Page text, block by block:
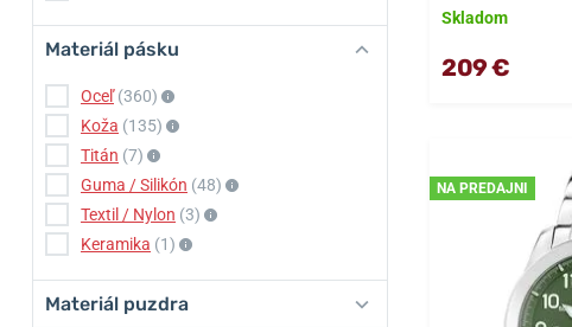
Materiál pásku
Oceľ (360)
Koža (135)
Titán (7)
Guma / Silikón (48)
Textil / Nylon (3)
Keramika (1)
Materiál puzdra
Skladom
209 €
NA PREDAJNI